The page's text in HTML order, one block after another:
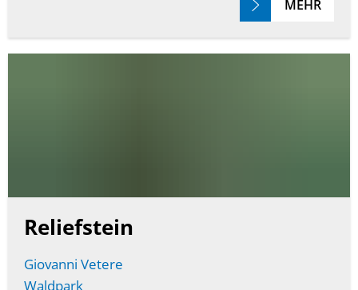
MEHR
Reliefstein
Giovanni Vetere
Waldpark